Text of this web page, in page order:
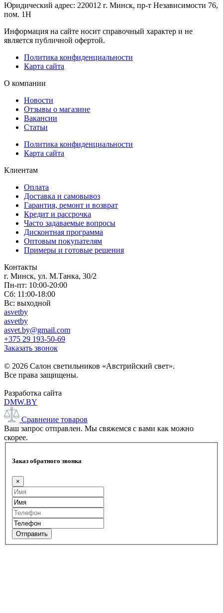
Юридический адрес: 220012 г. Минск, пр-т Независимости 76,
пом. 1Н
Информация на сайте носит справочный характер и не
является публичной офертой.
Политика конфиденциальности
Карта сайта
О компании
Новости
Отзывы о магазине
Вакансии
Статьи
Политика конфиденциальности
Карта сайта
Клиентам
Оплата
Доставка и самовывоз
Гарантия, ремонт и возврат
Кредит и рассрочка
Часто задаваемые вопросы
Дисконтная программа
Оптовым покупателям
Примеры и готовые решения
Контакты
г. Минск, ул. М.Танка, 30/2
Пн-пт: 10:00-20:00
Сб: 11:00-18:00
Вс: выходной
asvetby
asvetby
asvet.by@gmail.com
+375 29 193-50-69
Заказать звонок
© 2026 Салон светильников «Австрийский свет».
Все права защищены.
Разработка сайта
DMW.BY
Сравнение товаров
Ваш запрос отправлен. Мы свяжемся с вами как можно
скорее.
Заказ обратного звонка
×
Отправить